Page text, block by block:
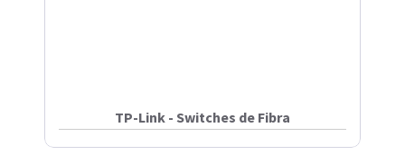
TP-Link - Switches de Fibra